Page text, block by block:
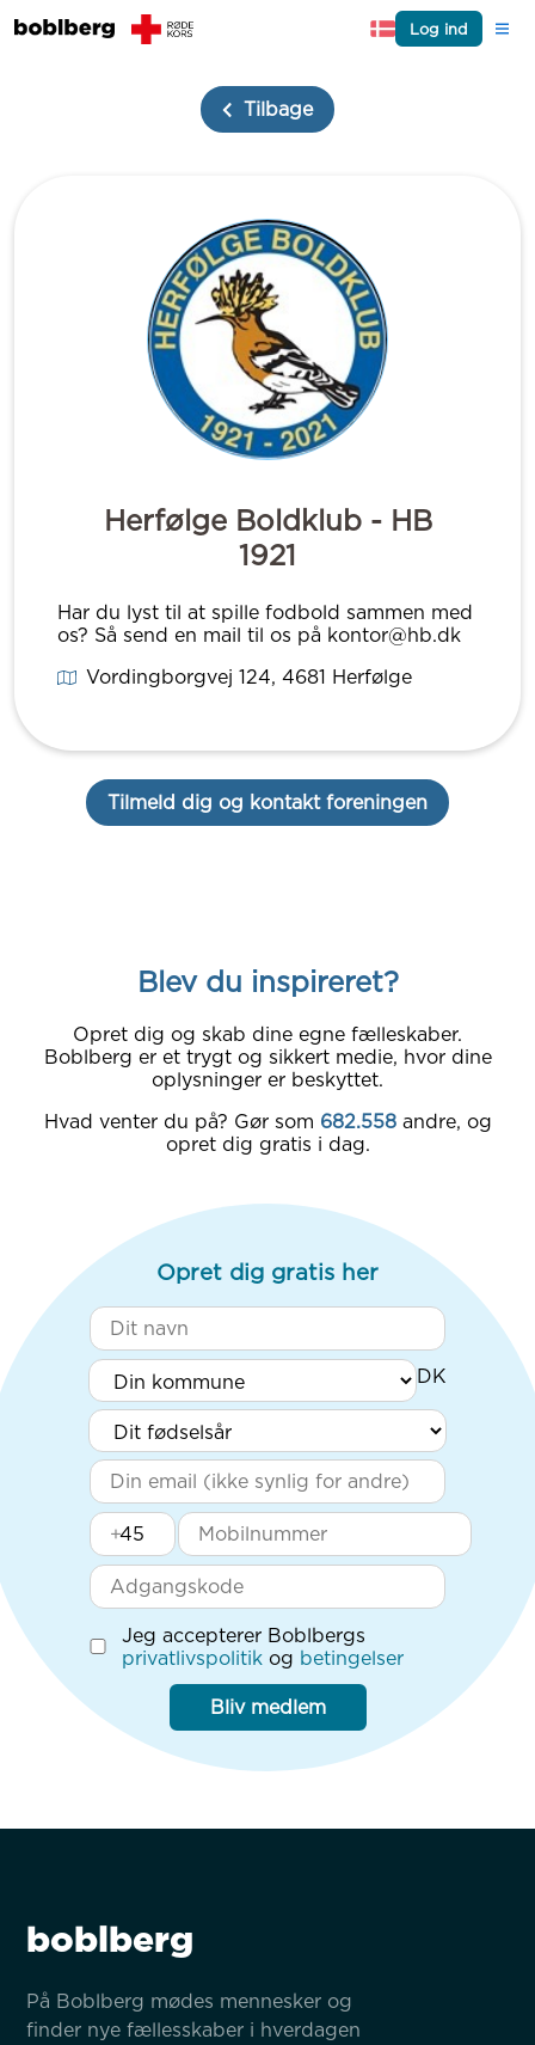
Log ind
Tilbage
Herfølge Boldklub - HB
1921
Har du lyst til at spille fodbold sammen med
os? Så send en mail til os på kontor@hb.dk
Vordingborgvej 124, 4681 Herfølge
Tilmeld dig og kontakt foreningen
Blev du inspireret?
Opret dig og skab dine egne fælleskaber.
Boblberg er et trygt og sikkert medie, hvor dine
oplysninger er beskyttet.
Hvad venter du på? Gør som 682.558 andre, og
opret dig gratis i dag.
Opret dig gratis her
+
Jeg accepterer Boblbergs
privatlivspolitik og betingelser
Bliv medlem
boblberg
På Boblberg mødes mennesker og
finder nye fællesskaber i hverdagen